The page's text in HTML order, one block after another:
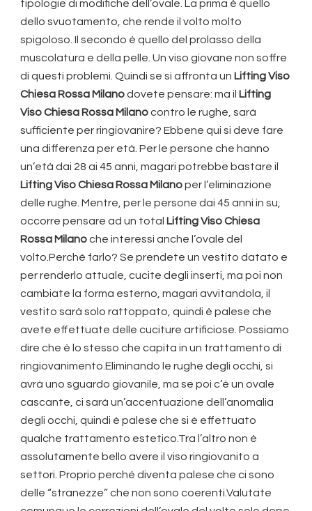
tipologie di modifiche dell’ovale. La prima è quello
dello svuotamento, che rende il volto molto
spigoloso. Il secondo è quello del prolasso della
muscolatura e della pelle. Un viso giovane non soffre
di questi problemi. Quindi se si affronta un Lifting Viso
Chiesa Rossa Milanodovete pensare: ma il Lifting
Viso Chiesa Rossa Milanocontro le rughe, sarà
sufficiente per ringiovanire? Ebbene qui si deve fare
una differenza per età. Per le persone che hanno
un’età dai 28 ai 45 anni, magari potrebbe bastare il
Lifting Viso Chiesa Rossa Milanoper l’eliminazione
delle rughe. Mentre, per le persone dai 45 anni in su,
occorre pensare ad un total Lifting Viso Chiesa
Rossa Milanoche interessi anche l’ovale del
volto.Perché farlo? Se prendete un vestito datato e
per renderlo attuale, cucite degli inserti, ma poi non
cambiate la forma esterno, magari avvitandola, il
vestito sarà solo rattoppato, quindi è palese che
avete effettuate delle cuciture artificiose. Possiamo
dire che è lo stesso che capita in un trattamento di
ringiovanimento.Eliminando le rughe degli occhi, si
avrà uno sguardo giovanile, ma se poi c’è un ovale
cascante, ci sarà un’accentuazione dell’anomalia
degli occhi, quindi è palese che si è effettuato
qualche trattamento estetico.Tra l’altro non è
assolutamente bello avere il viso ringiovanito a
settori. Proprio perché diventa palese che ci sono
delle “stranezze” che non sono coerenti.Valutate